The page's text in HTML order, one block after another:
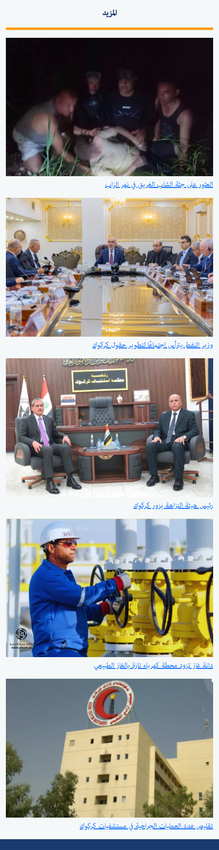
المزيد
العثور على جثة الشاب الغريق في نهر الزاب
وزير النفط يترأس اجتماعًا لتطوير حقول كركوك
رئيس هيئة النزاهة يزور كركوك
دانة غاز تزود محطة كهرباء تازة بالغاز الطبيعي
تقليص عدد العمليات الجراحية في مستشفيات كركوك